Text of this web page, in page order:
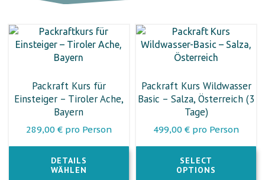
Packraft Kurs für
Einsteiger – Tiroler Ache,
Bayern
289,00 € pro Person
DETAILS
WÄHLEN
Dieses
Produkt
weist
Varianten
auf.
Die
können
auf
der
Produktseite
Packraft Kurs Wildwasser
Basic – Salza, Österreich (3
Tage)
499,00€ pro Person
SELECT
OPTIONS
Dieses
Produkt
weist
Varianten
auf.
Die
können
auf
der
Produktseite